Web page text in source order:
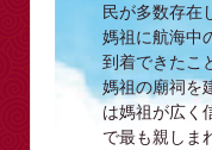
民が多数存在
媽祖に航海中
到着できたこ
媽祖の廟祠を
は媽祖が広く
で最も親しま